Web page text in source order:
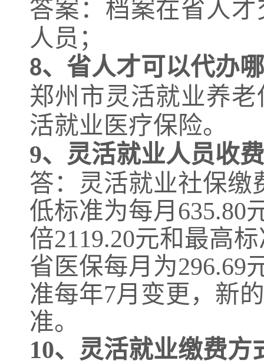
答案：档案在省人才
人员；
8、省人才可以代办
郑州市灵活就业养
活就业医疗保险。
9、 灵活就业人员收
答：灵活就业社保缴
低标准为每月635.80
倍2119.20元和最高
省医保每月为296.69
准每年7月变更，新
准。
10、 灵活就业缴费方